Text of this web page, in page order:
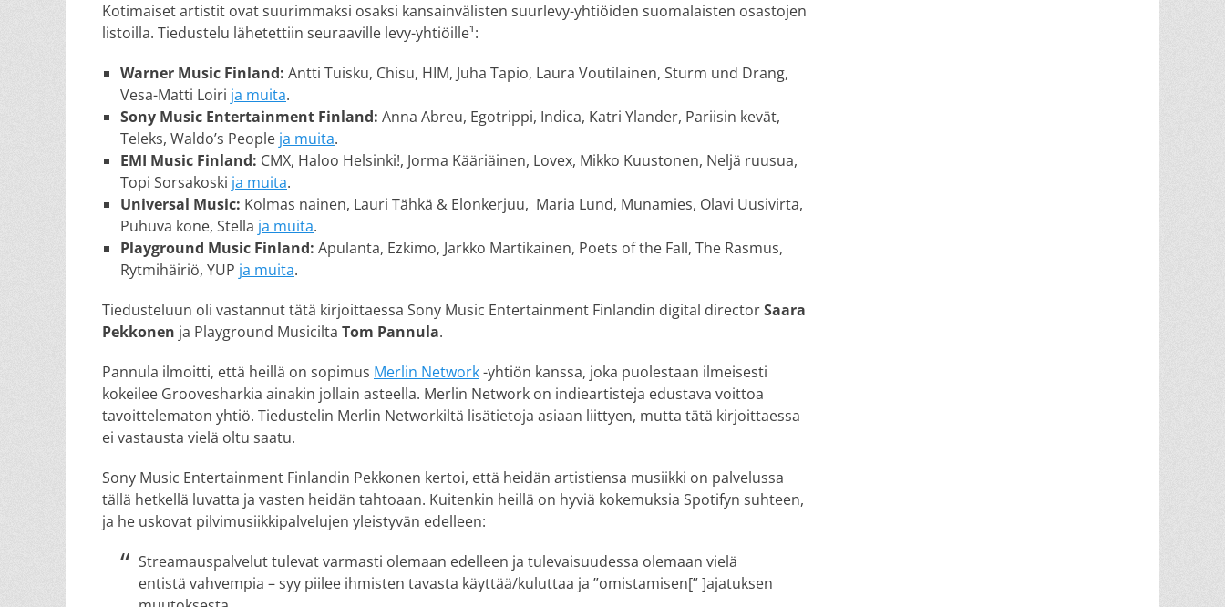
Kotimaiset artistit ovat suurimmaksi osaksi kansainvälisten suurlevy-yhtiöiden suomalaisten osastojen
listoilla. Tiedustelu lähetettiin seuraaville levy-yhtiöille¹:
Warner Music Finland: Antti Tuisku, Chisu, HIM, Juha Tapio, Laura Voutilainen, Sturm und Drang,
Vesa-Matti Loiri ja muita.
Sony Music Entertainment Finland: Anna Abreu, Egotrippi, Indica, Katri Ylander, Pariisin kevät,
Teleks, Waldo’s People ja muita.
EMI Music Finland: CMX, Haloo Helsinki!, Jorma Kääriäinen, Lovex, Mikko Kuustonen, Neljä ruusua,
Topi Sorsakoski ja muita.
Universal Music: Kolmas nainen, Lauri Tähkä & Elonkerjuu, Maria Lund, Munamies, Olavi Uusivirta,
Puhuva kone, Stella ja muita.
Playground Music Finland: Apulanta, Ezkimo, Jarkko Martikainen, Poets of the Fall, The Rasmus,
Rytmihäiriö, YUP ja muita.
Tiedusteluun oli vastannut tätä kirjoittaessa Sony Music Entertainment Finlandin digital directorSaara
Pekkonen ja Playground Musicilta Tom Pannula.
Pannula ilmoitti, että heillä on sopimus Merlin Network-yhtiön kanssa, joka puolestaan ilmeisesti
kokeilee Groovesharkia ainakin jollain asteella. Merlin Network on indieartisteja edustava voittoa
tavoittelematon yhtiö. Tiedustelin Merlin Networkiltä lisätietoja asiaan liittyen, mutta tätä kirjoittaessa
ei vastausta vielä oltu saatu.
Sony Music Entertainment Finlandin Pekkonen kertoi, että heidän artistiensa musiikki on palvelussa
tällä hetkellä luvatta ja vasten heidän tahtoaan. Kuitenkin heillä on hyviä kokemuksia Spotifyn suhteen,
ja he uskovat pilvimusiikkipalvelujen yleistyvän edelleen:
Streamauspalvelut tulevat varmasti olemaan edelleen ja tulevaisuudessa olemaan vielä
entistä vahvempia – syy piilee ihmisten tavasta käyttää/kuluttaa ja ”omistamisen[” ]ajatuksen